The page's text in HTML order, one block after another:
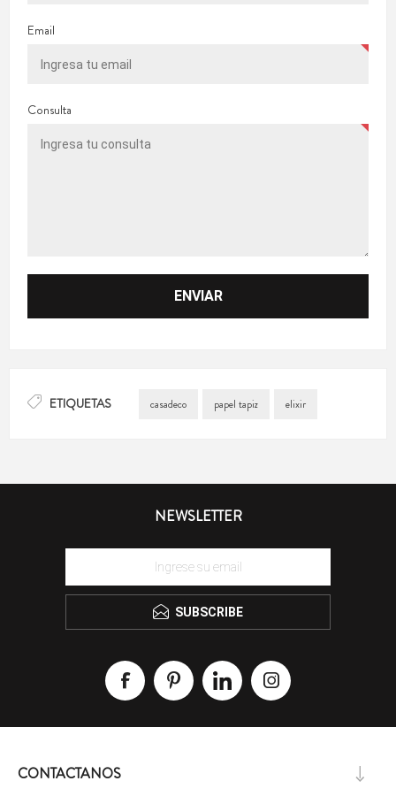
Email
Consulta
ETIQUETAS casadeco papel tapiz elixir
NEWSLETTER
SUBSCRIBE
CONTACTANOS